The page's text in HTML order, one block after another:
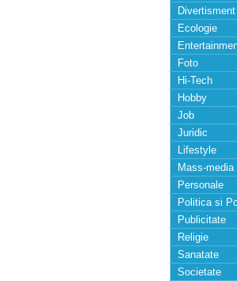
Divertisment
Ecologie
Foto
Hi-Tech
Hobby
Job
Juridic
Lifestyle
Mass-media
Personale
Politica si
Publicitate
Religie
Sanatate
Societate